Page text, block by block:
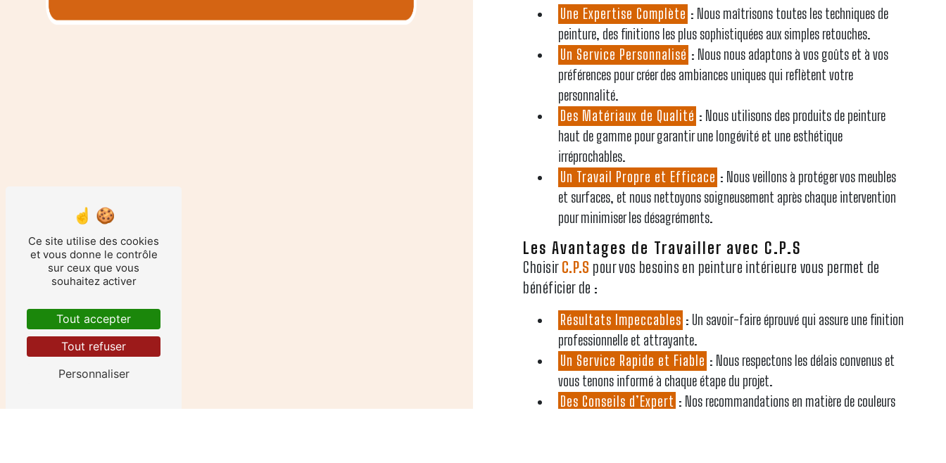
Une Expertise Complète : Nous maîtrisons toutes les techniques de
peinture, des finitions les plus sophistiquées aux simples retouches.
Un Service Personnalisé : Nous nous adaptons à vos goûts et à vos
préférences pour créer des ambiances uniques qui reflètent votre
personnalité.
Des Matériaux de Qualité : Nous utilisons des produits de peinture
haut de gamme pour garantir une longévité et une esthétique
irréprochables.
Un Travail Propre et Efficace : Nous veillons à protéger vos meubles
et surfaces, et nous nettoyons soigneusement après chaque intervention
pour minimiser les désagréments.
Les Avantages de Travailler avec C.P.S
Choisir C.P.S pour vos besoins en peinture intérieure vous permet de
bénéficier de :
Résultats Impeccables : Un savoir-faire éprouvé qui assure une finition
professionnelle et attrayante.
Un Service Rapide et Fiable : Nous respectons les délais convenus et
vous tenons informé à chaque étape du projet.
Des Conseils d’Expert : Nos recommandations en matière de couleurs
Ce site utilise des cookies
et vous donne le contrôle
sur ceux que vous
souhaitez activer
Tout accepter
Tout refuser
Personnaliser